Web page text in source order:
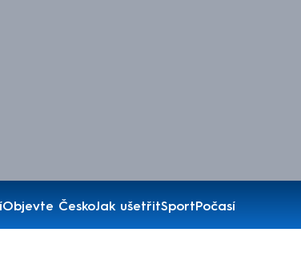
Objevte ČeskoJak ušetřitSportPočasí